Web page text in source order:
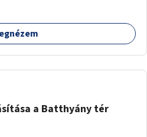
a Batthyány tér